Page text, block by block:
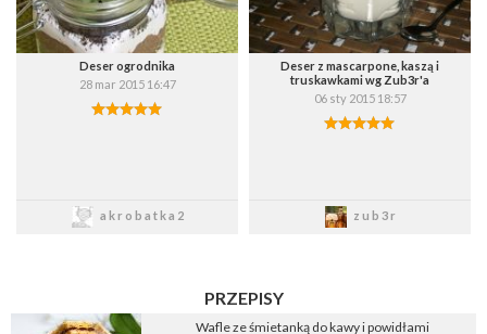
Deser ogrodnika
28 mar 2015 16:47
akrobatka2
Deser z mascarpone, kaszą i
truskawkami wg Zub3r'a
06 sty 2015 18:57
zub3r
Zapisz
PRZEPISY
Wafle ze śmietanką do kawy i powidłami